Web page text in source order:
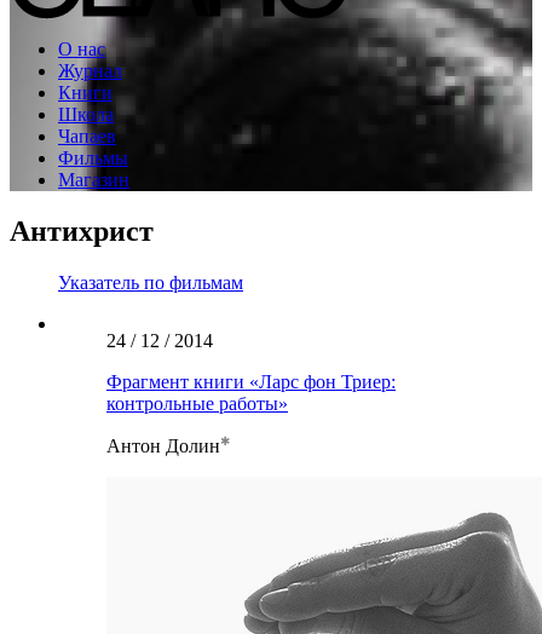
О нас
Журнал
Книги
Школа
Чапаев
Фильмы
Магазин
Антихрист
Указатель по фильмам
24 / 12 / 2014
Фрагмент книги «Ларс фон Триер:
контрольные работы»
Антон Долин